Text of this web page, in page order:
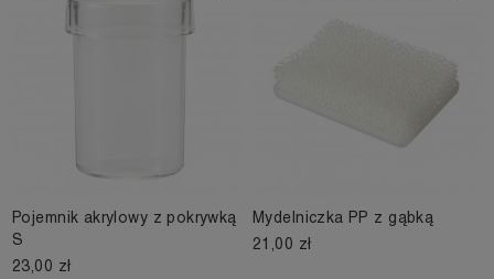
Pojemnik akrylowy z pokrywką
S
23,00 zł
Mydelniczka PP z gąbką
21,00 zł